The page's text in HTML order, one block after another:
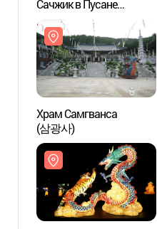
Сачжик в Пусане
(부산사직종합운동장
사직야구장)
Храм Самгванса
(삼광사)